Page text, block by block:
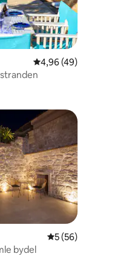
12 omtaler
4,96 ud af 5 i
4,96 (49)
5 ud af 5 i
5 (56)
bydel